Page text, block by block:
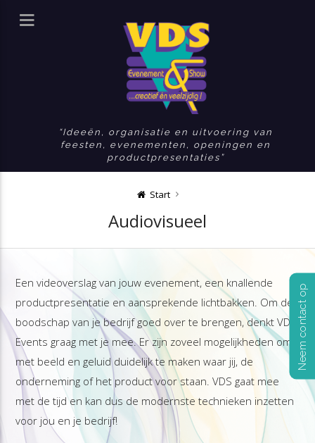
Ideeën, organisatie en uitvoering van
feesten, evenementen, openingen en
productpresentaties
Start
Audiovisueel
Een videoverslag van jouw evenement, een knallende
productpresentatie en aansprekende lichtbakken. Om de
boodschap van je bedrijf goed over te brengen, denkt VDS
Events graag met je mee. Er zijn zoveel mogelijkheden om
met beeld en geluid duidelijk te maken waar jij, de
onderneming of het product voor staan. VDS gaat mee
met de tijd en kan dus de modernste technieken inzetten
voor jou en je bedrijf!
Neem contact op